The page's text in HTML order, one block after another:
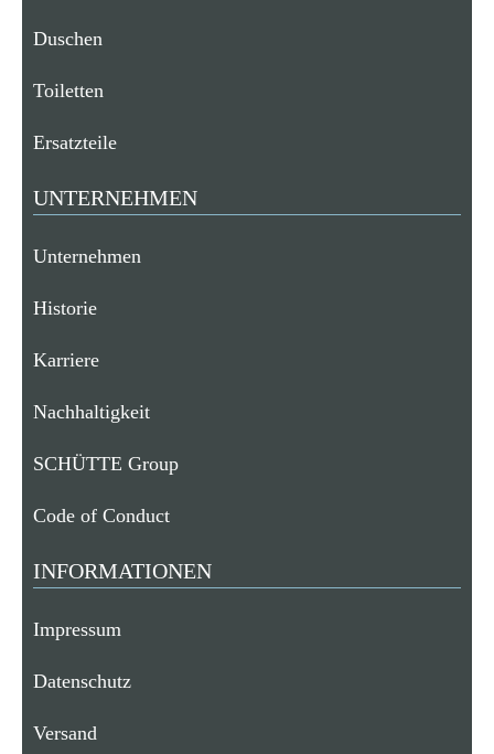
Duschen
Toiletten
Ersatzteile
UNTERNEHMEN
Unternehmen
Historie
Karriere
Nachhaltigkeit
SCHÜTTE Group
Code of Conduct
INFORMATIONEN
Impressum
Datenschutz
Versand